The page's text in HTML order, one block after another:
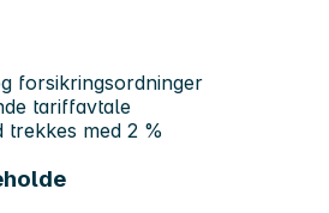
forsikringsordninger
tariffavtale
trekkes med 2 %